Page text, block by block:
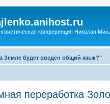
конференция Николая
Земле будет введён общий язык?"
переработка